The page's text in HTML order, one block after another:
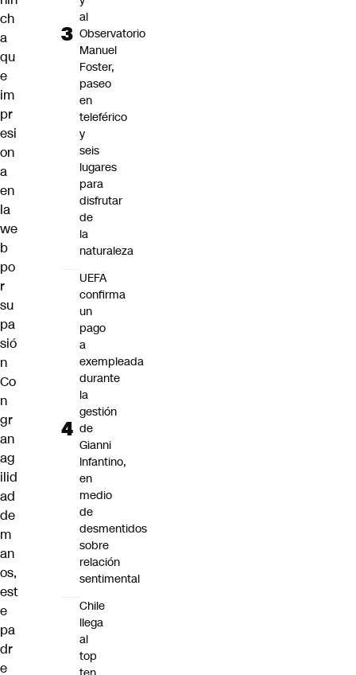
ch
a
qu
e
im
pr
esi
on
a
en
la
we
b
po
r
su
pa
sió
n
Co
n
gr
an
ag
ilid
ad
de
m
an
os,
est
e
pa
dr
e
al
Observatorio
Manuel
Foster,
paseo
en
teleférico
y
seis
lugares
para
disfrutar
de
la
naturaleza
UEFA
confirma
un
pago
a
exempleada
durante
la
gestión
de
Gianni
Infantino,
en
medio
de
desmentidos
sobre
relación
sentimental
Chile
llega
al
top